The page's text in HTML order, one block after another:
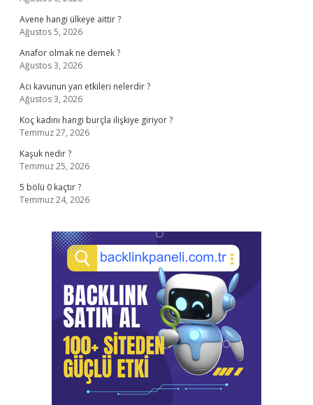
Avene hangi ülkeye aittir ?
Ağustos 5, 2026
Anafor olmak ne demek ?
Ağustos 3, 2026
Acı kavunun yan etkileri nelerdir ?
Ağustos 3, 2026
Koç kadını hangi burçla ilişkiye giriyor ?
Temmuz 27, 2026
Kaşuk nedir ?
Temmuz 25, 2026
5 bölü 0 kaçtır ?
Temmuz 24, 2026